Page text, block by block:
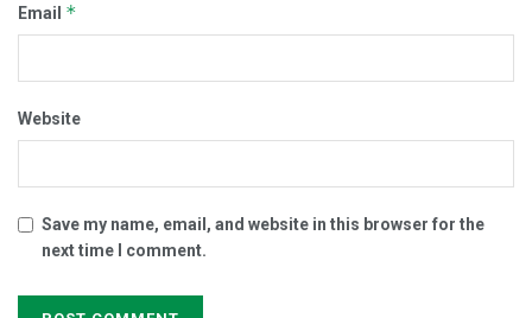
Email *
Website
Save my name, email, and website in this browser for the
next time I comment.